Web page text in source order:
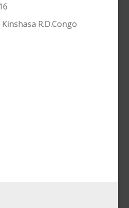
R.D.Congo